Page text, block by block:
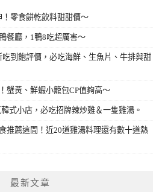
！零食餅乾飲料甜甜價～
餐廳，1鴨8吃超厲害～
到飽評價，必吃海鮮、生魚片、牛排與甜
蟹黃、鮮蝦小籠包CP值夠高～
式小店，必吃招牌辣炒雞＆一隻雞湯。
推薦這間！近20道雞湯料理還有數十道熱
最新文章